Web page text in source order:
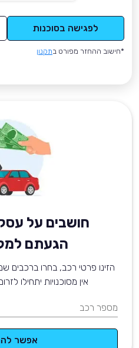
לפגישה בסוכנות
*חישוב ההחזר מפורט בתקנון
חושבים על
הגעתם
הזינו פרטי רכב, בחרו ברכבים
אין מסוכנויות יתחילו
מספר רכב
אפשר